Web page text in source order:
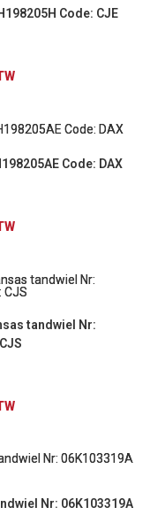
Code: CJE
Code: DAX
tandwiel Nr:
Nr: 06K103319A